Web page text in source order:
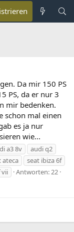
Da mir 150 PS
PS, da er nur 3
mir bedenken.
schon mal einen
es ja nur
wie...
a3 8v
audi q2
ateca
seat ibiza 6f
vii
Antworten: 22